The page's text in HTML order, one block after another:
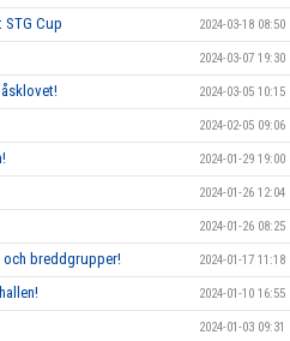
Cup 2024-03-18 08:50
2024-03-07 19:30
2024-03-05 10:15
2024-02-05 09:06
2024-01-29 19:00
2024-01-26 12:04
2024-01-26 08:25
och breddgrupper! 2024-01-17 11:18
2024-01-10 16:55
2024-01-03 09:31